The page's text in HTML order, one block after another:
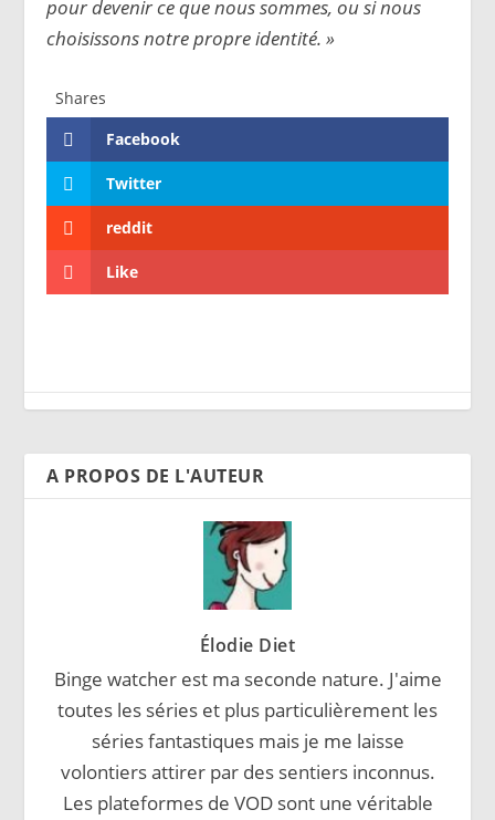
pour devenir ce que nous sommes, ou si nous
choisissons notre propre identité. »
Shares
Facebook
Twitter
reddit
Like
A PROPOS DE L'AUTEUR
Élodie Diet
Binge watcher est ma seconde nature. J'aime
toutes les séries et plus particulièrement les
séries fantastiques mais je me laisse
volontiers attirer par des sentiers inconnus.
Les plateformes de VOD sont une véritable